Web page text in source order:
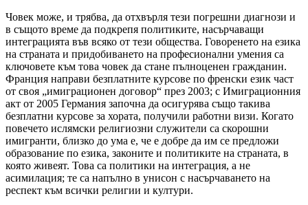
Човек може, и трябва, да отхвърля тези погрешни диагнози и
в същото време да подкрепя политиките, насърчаващи
интеграцията във всяко от тези общества. Говоренето на езика
на страната и придобиването на професионални умения са
ключовете към това човек да стане пълноценен гражданин.
Франция направи безплатните курсове по френски език част
от своя „имиграционен договор“ през 2003; с Имиграционния
акт от 2005 Германия започна да осигурява също такива
безплатни курсове за хората, получили работни визи. Когато
повечето ислямски религиозни служители са скорошни
имигранти, близко до ума е, че е добре да им се предложи
образование по езика, законите и политиките на страната, в
която живеят. Това са политики на интеграция, а не
асимилация; те са напълно в унисон с насърчаването на
респект към всички религии и култури.